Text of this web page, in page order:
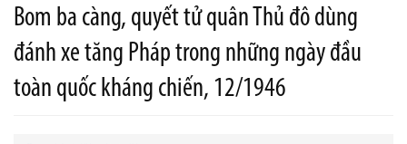
Bom ba càng, quyết tử quân Thủ đô dùng
đánh xe tăng Pháp trong những ngày đầu
toàn quốc kháng chiến, 12/1946